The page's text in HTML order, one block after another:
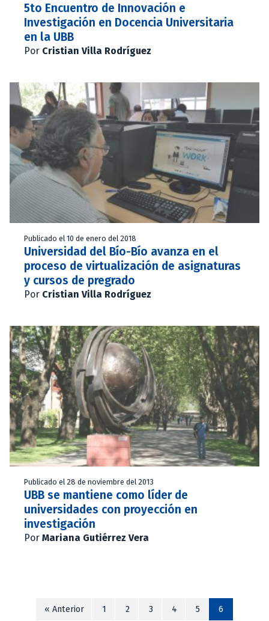
5to Encuentro de Innovación e
Investigación en Docencia Universitaria
en la UBB
Por Cristian Villa Rodríguez
Publicado el 10 de enero del 2018
Universidad del Bío-Bío avanza en el
proceso de virtualización de asignaturas
y cursos de pregrado
Por Cristian Villa Rodríguez
Publicado el 28 de noviembre del 2013
UBB se mantiene como líder de
universidades con proyección en
investigación
Por Mariana Gutiérrez Vera
« Anterior 1 2 3 4 5 6